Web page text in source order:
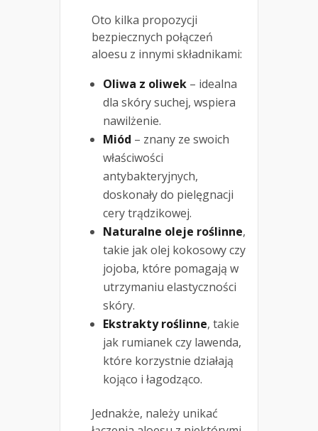
Oto kilka propozycji
bezpiecznych połączeń
aloesu z innymi składnikami:
Oliwa z oliwek – idealna
dla skóry suchej, wspiera
nawilżenie.
Miód – znany ze swoich
właściwości
antybakteryjnych,
doskonały do pielęgnacji
cery trądzikowej.
Naturalne oleje roślinne,
takie jak olej kokosowy czy
jojoba, które pomagają w
utrzymaniu elastyczności
skóry.
Ekstrakty roślinne, takie
jak rumianek czy lawenda,
które korzystnie działają
kojąco i łagodząco.
Jednakże, należy unikać